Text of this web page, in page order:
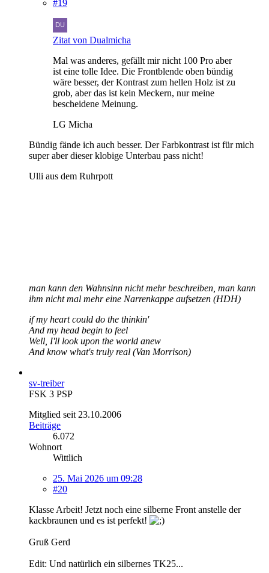
#19
Zitat von Dualmicha
Mal was anderes, gefällt mir nicht 100 Pro aber
ist eine tolle Idee. Die Frontblende oben bündig
wäre besser, der Kontrast zum hellen Holz ist zu
grob, aber das ist kein Meckern, nur meine
bescheidene Meinung.
LG Micha
Bündig fände ich auch besser. Der Farbkontrast ist für mich
super aber dieser klobige Unterbau pass nicht!
Ulli aus dem Ruhrpott
man kann den Wahnsinn nicht mehr beschreiben, man kann
ihm nicht mal mehr eine Narrenkappe aufsetzen (HDH)
if my heart could do the thinkin'
And my head begin to feel
Well, I'll look upon the world anew
And know what's truly real (Van Morrison)
sv-treiber
FSK 3 PSP
Mitglied seit 23.10.2006
Beiträge
6.072
Wohnort
Wittlich
25. Mai 2026 um 09:28
#20
Klasse Arbeit! Jetzt noch eine silberne Front anstelle der
kackbraunen und es ist perfekt!
Gruß Gerd
Edit: Und natürlich ein silbernes TK25...